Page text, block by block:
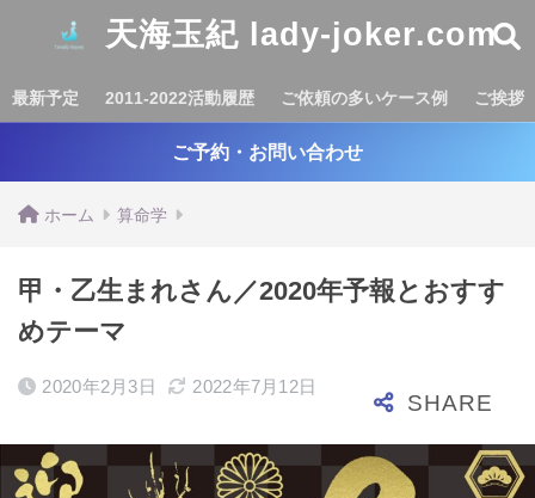
天海玉紀 lady-joker.com
最新予定 2011-2022活動履歴 ご依頼の多いケース例 ご挨拶
ご予約・お問い合わせ
ホーム 算命学
甲・乙生まれさん／2020年予報とおすす
めテーマ
2020年2月3日 2022年7月12日